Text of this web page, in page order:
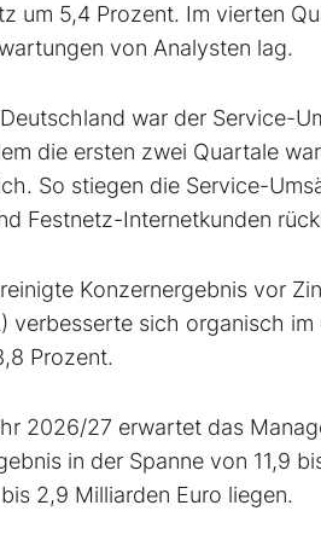
um 5,4 Prozent. Im vierten
von Analysten lag.
war der Service-
die ersten zwei Quartale
So stiegen die Service-
Festnetz-Internetkunden
Konzernergebnis vor
verbesserte sich organisch
Prozent.
2026/27 erwartet das
in der Spanne von 11,9
2,9 Milliarden Euro liegen.